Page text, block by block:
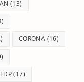
(13)
CORONA (16)
FDP(17)